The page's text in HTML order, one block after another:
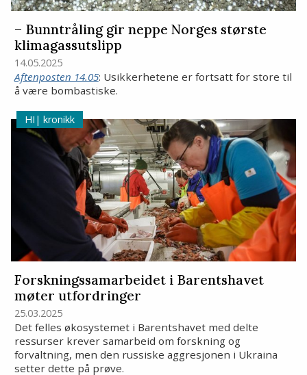
– Bunntråling gir neppe Norges største
klimagassutslipp
14.05.2025
Aftenposten 14.05: Usikkerhetene er fortsatt for store til
å være bombastiske.
kronikk
Forskningssamarbeidet i Barentshavet
møter utfordringer
25.03.2025
Det felles økosystemet i Barentshavet med delte
ressurser krever samarbeid om forskning og
forvaltning, men den russiske aggresjonen i Ukraina
setter dette på prøve.